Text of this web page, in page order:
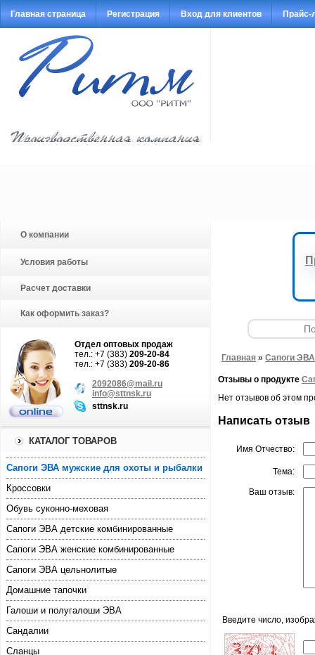
Главная страница Регистрация Вход для клиентов Прайс-
О компании
Условия работы
Расчет доставки
Как оформить заказ?
Отдел оптовых продаж
тел.: +7 (383) 209-20-84
тел.: +7 (383) 209-20-86
2092086@mail.ru
info@sttnsk.ru
sttnsk.ru
КАТАЛОГ ТОВАРОВ
Cапоги ЭВА мужские для охоты и рыбалки
Кроссовки
Обувь суконно-меховая
Сапоги ЭВА детские комбинированные
Сапоги ЭВА женские комбинированные
Сапоги ЭВА цельнолитые
Домашние тапочки
Галоши и полугалоши ЭВА
Сандалии
Сланцы
Главная » Cапоги
Отзывы о продукте
Нет отзывов об этом
Написать отзыв
Имя Отчество:
Тема:
Ваш отзыв:
Введите число,